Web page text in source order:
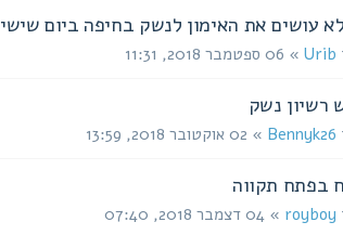
עושים את האימון לנשק בחיפה ביום שישי
Urib » 06 ספטמבר 2018, 11:31
רשיון נשק
Bennyk26 » 02 אוקטובר 2018, 13:59
בפתח תקווה
royboy » 04 דצמבר 2018, 07:40